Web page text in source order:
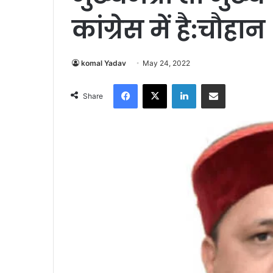
कांग्रेस में है:चौहान
komal Yadav May 24, 2022
Share
Facebook
X LinkedInShare via Email